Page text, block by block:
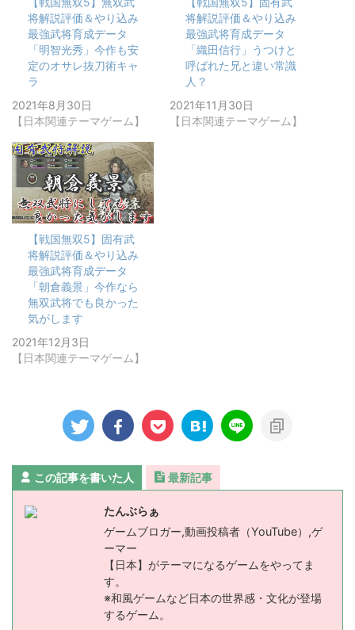
将解説評価＆やり込み
最強武将育成データ
「明智光秀」今作も安
定のオサレ抜刀術キャ
ラ
2021年8月30日
【日本関連テーマゲーム】
将解説評価＆やり込み
最強武将育成データ
「織田信行」うつけと
呼ばれた兄と違い常識
人？
2021年11月30日
【日本関連テーマゲーム】
【戦国無双5】固有武
将解説評価＆やり込み
最強武将育成データ
「朝倉義景」今作なら
無双武将でも良かった
気がします
2021年12月3日
【日本関連テーマゲーム】
この記事を書いた人 最新記事
たんぶらぁ
ゲームブロガー,動画投稿者（YouTube）,ゲ
ーマー
【日本】がテーマになるゲームをやってま
す。
※和風ゲームなど日本の世界感・文化が登場
するゲーム。